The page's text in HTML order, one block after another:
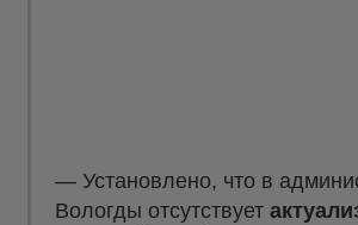
— Установлено, что в
Вологды отсутствует